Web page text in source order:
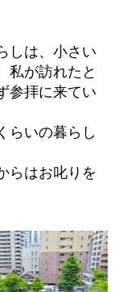
しは、小さい
私が訪れたと
参拝に来てい
らいの暮らし
らはお叱りを